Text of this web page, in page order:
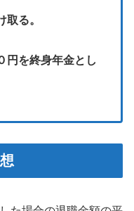
取る。
円を終身年金とし